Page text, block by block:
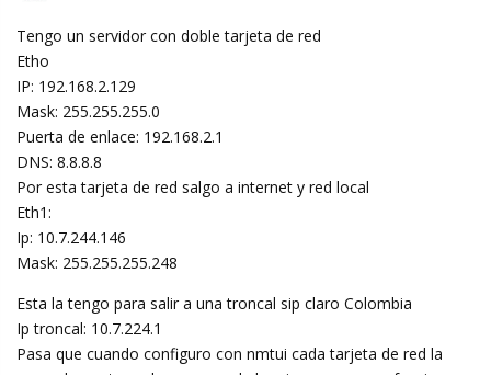
Tengo un servidor con doble tarjeta de red
Etho
IP: 192.168.2.129
Mask: 255.255.255.0
Puerta de enlace: 192.168.2.1
DNS: 8.8.8.8
Por esta tarjeta de red salgo a internet y red local
Eth1:
Ip: 10.7.244.146
Mask: 255.255.255.248
Esta la tengo para salir a una troncal sip claro Colombia
Ip troncal: 10.7.224.1
Pasa que cuando configuro con nmtui cada tarjeta de red la